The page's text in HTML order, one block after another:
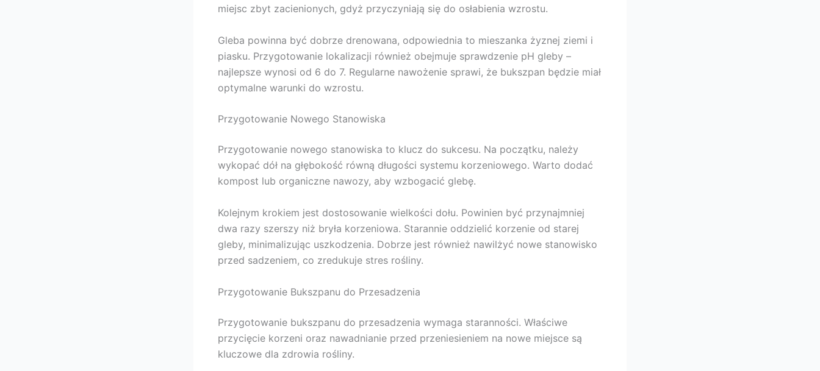
miejsc zbyt zacienionych, gdyż przyczyniają się do osłabienia wzrostu.
Gleba powinna być dobrze drenowana, odpowiednia to mieszanka żyznej ziemi i
piasku. Przygotowanie lokalizacji również obejmuje sprawdzenie pH gleby –
najlepsze wynosi od 6 do 7. Regularne nawożenie sprawi, że bukszpan będzie miał
optymalne warunki do wzrostu.
Przygotowanie Nowego Stanowiska
Przygotowanie nowego stanowiska to klucz do sukcesu. Na początku, należy
wykopać dół na głębokość równą długości systemu korzeniowego. Warto dodać
kompost lub organiczne nawozy, aby wzbogacić glebę.
Kolejnym krokiem jest dostosowanie wielkości dołu. Powinien być przynajmniej
dwa razy szerszy niż bryła korzeniowa. Starannie oddzielić korzenie od starej
gleby, minimalizując uszkodzenia. Dobrze jest również nawilżyć nowe stanowisko
przed sadzeniem, co zredukuje stres rośliny.
Przygotowanie Bukszpanu do Przesadzenia
Przygotowanie bukszpanu do przesadzenia wymaga staranności. Właściwe
przycięcie korzeni oraz nawadnianie przed przeniesieniem na nowe miejsce są
kluczowe dla zdrowia rośliny.